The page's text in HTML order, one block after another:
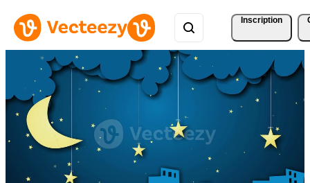
Inscription